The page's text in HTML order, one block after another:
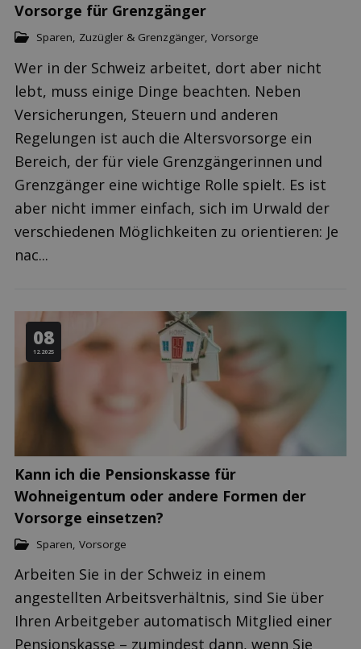
Vorsorge für Grenzgänger
Sparen, Zuzügler & Grenzgänger, Vorsorge
Wer in der Schweiz arbeitet, dort aber nicht
lebt, muss einige Dinge beachten. Neben
Versicherungen, Steuern und anderen
Regelungen ist auch die Altersvorsorge ein
Bereich, der für viele Grenzgängerinnen und
Grenzgänger eine wichtige Rolle spielt. Es ist
aber nicht immer einfach, sich im Urwald der
verschiedenen Möglichkeiten zu orientieren: Je
nac...
08
12.2025
Kann ich die Pensionskasse für
Wohneigentum oder andere Formen der
Vorsorge einsetzen?
Sparen Vorsorge
Arbeiten Sie in der Schweiz in einem
angestellten Arbeitsverhältnis, sind Sie über
Ihren Arbeitgeber automatisch Mitglied einer
Pensionskasse – zumindest dann, wenn Sie